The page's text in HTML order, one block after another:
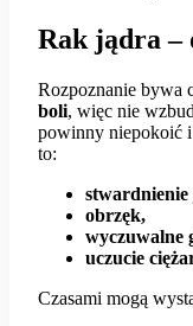
Rak jądra –
Rozpoznanie bywa
boli, więc nie
powinny niepokoić i
to:
obrzęk,
wyczuwalne
uczucie
Czasami mogą